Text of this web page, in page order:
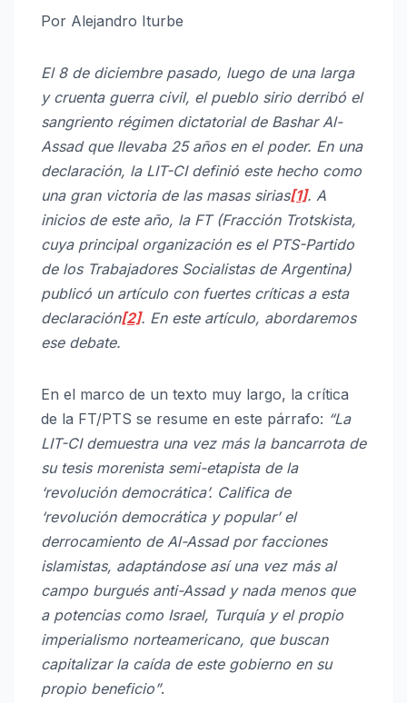
Por Alejandro Iturbe
El 8 de diciembre pasado, luego de una larga
y cruenta guerra civil, el pueblo sirio derribó el
sangriento régimen dictatorial de Bashar Al-
Assad que llevaba 25 años en el poder. En una
declaración, la LIT-CI definió este hecho como
una gran victoria de las masas sirias[1]. A
inicios de este año, la FT (Fracción Trotskista,
cuya principal organización es el PTS-Partido
de los Trabajadores Socialistas de Argentina)
publicó un artículo con fuertes críticas a esta
declaración[2]. En este artículo, abordaremos
ese debate.
En el marco de un texto muy largo, la crítica
de la FT/PTS se resume en este párrafo: “La
LIT-CI demuestra una vez más la bancarrota de
su tesis morenista semi-etapista de la
‘revolución democrática’. Califica de
‘revolución democrática y popular’ el
derrocamiento de Al-Assad por facciones
islamistas, adaptándose así una vez más al
campo burgués anti-Assad y nada menos que
a potencias como Israel, Turquía y el propio
imperialismo norteamericano, que buscan
capitalizar la caída de este gobierno en su
propio beneficio”.